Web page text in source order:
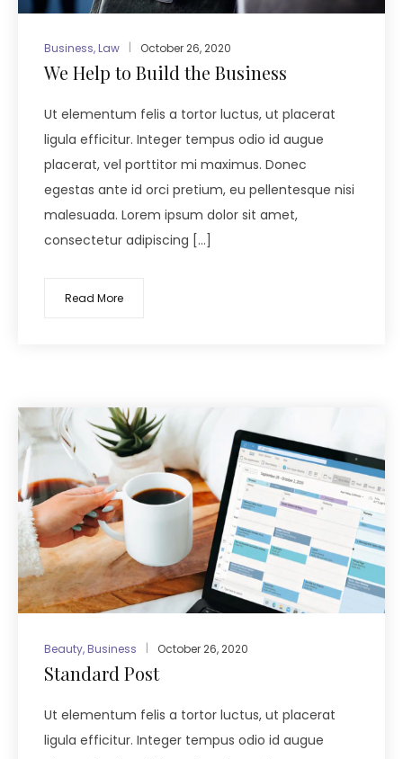
Business, Law October 26, 2020
We Help to Build the Business
Ut elementum felis a tortor luctus, ut placerat
ligula efficitur. Integer tempus odio id augue
placerat, vel porttitor mi maximus. Donec
egestas ante id orci pretium, eu pellentesque nisi
malesuada. Lorem ipsum dolor sit amet,
consectetur adipiscing […]
Read More
Beauty, Business October 26, 2020
Standard Post
Ut elementum felis a tortor luctus, ut placerat
ligula efficitur. Integer tempus odio id augue